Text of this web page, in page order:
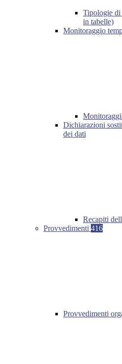
Tipologie di
in tabelle)
Monitoraggio
Dichiarazioni
dei dati
Recapiti
Provvedimenti 416
Provvedimenti